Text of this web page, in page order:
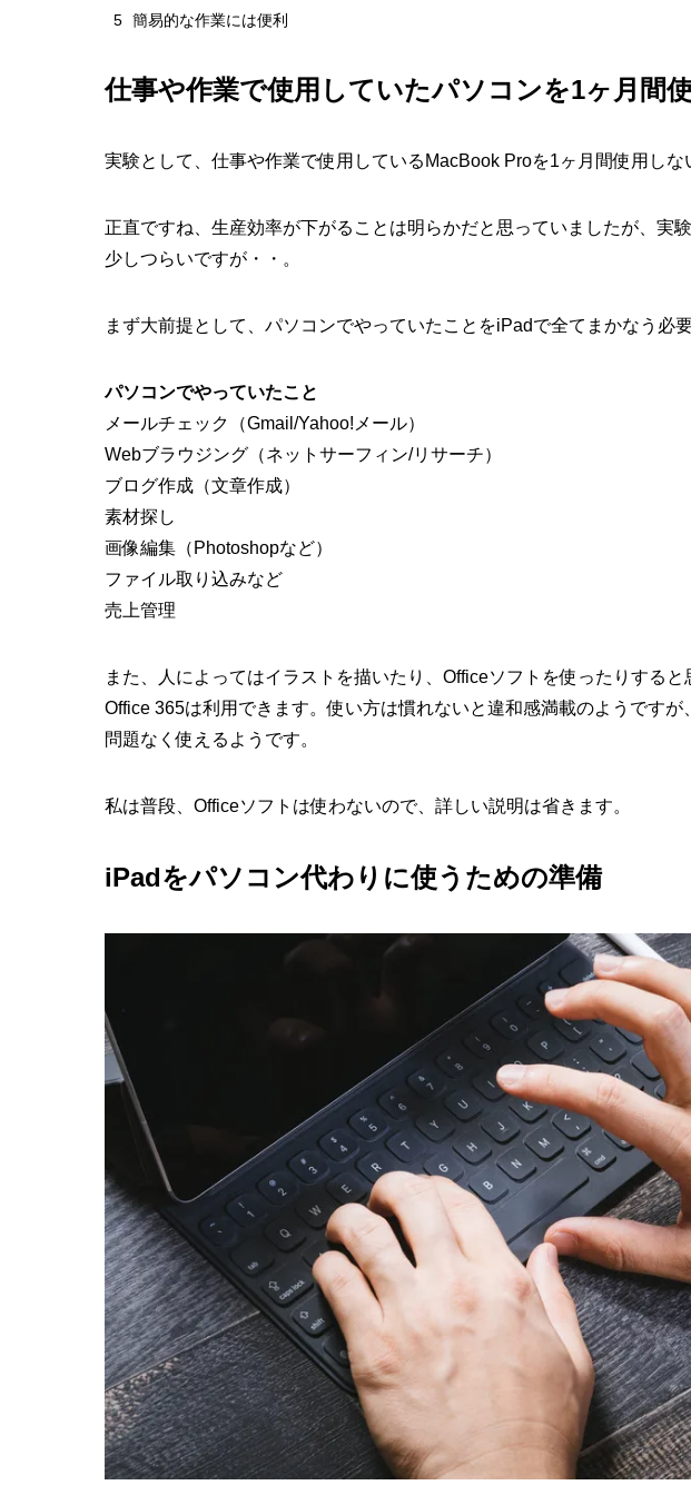
5 簡易的な作業には便利
仕事や作業で使用していたパソコンを1ヶ月間
実験として、仕事や作業で使用しているMacBook Proを1ヶ月間使用しな
正直ですね、生産効率が下がることは明らかだと思っていましたが、実
少しつらいですが・・。
まず大前提として、パソコンでやっていたことをiPadで全てまかなう必要
パソコンでやっていたこと
メールチェック（Gmail/Yahoo!メール）
Webブラウジング（ネットサーフィン/リサーチ）
ブログ作成（文章作成）
素材探し
画像編集（Photoshopなど）
ファイル取り込みなど
売上管理
また、人によってはイラストを描いたり、Officeソフトを使ったりする
Office 365は利用できます。使い方は慣れないと違和感満載のようです
問題なく使えるようです。
私は普段、Officeソフトは使わないので、詳しい説明は省きます。
iPadをパソコン代わりに使うための準備